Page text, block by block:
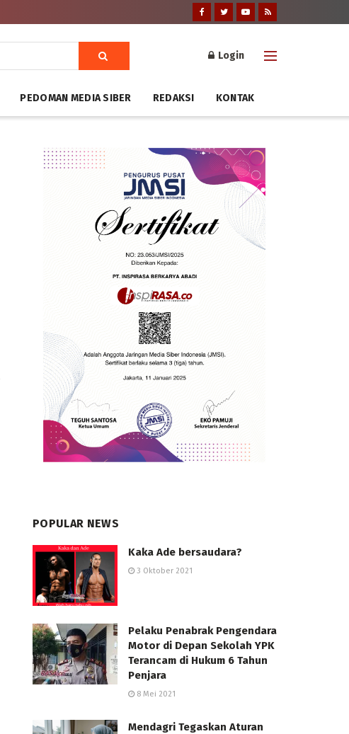
Login
PEDOMAN MEDIA SIBER REDAKSI KONTAK
POPULAR NEWS
Kaka Ade bersaudara?
3 Oktober 2021
Pelaku Penabrak Pengendara
Motor di Depan Sekolah YPK
Terancam di Hukum 6 Tahun
Penjara
8 Mei 2021
Mendagri Tegaskan Aturan